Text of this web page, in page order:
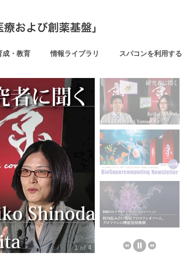
成・教育 情報ライブラリ スパコンを利用する
1 of 4